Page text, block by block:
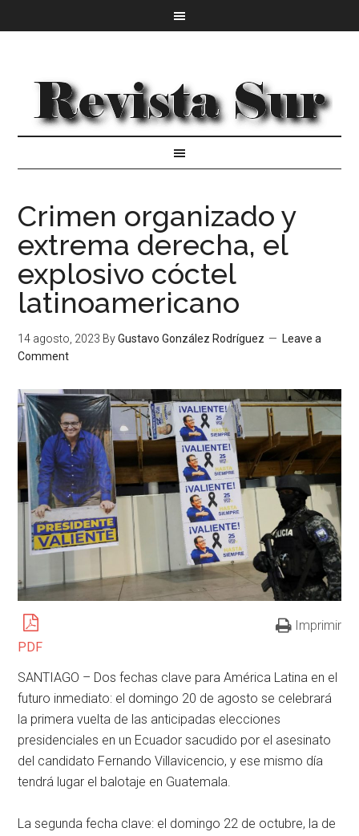
Crimen organizado y
extrema derecha, el
explosivo cóctel
latinoamericano
14 agosto, 2023 ByGustavo González Rodríguez
Leave a
Comment
PDF
Imprimir
SANTIAGO – Dos fechas clave para América Latina en el
futuro inmediato: el domingo 20 de agosto se celebrará
la primera vuelta de las anticipadas elecciones
presidenciales en un Ecuador sacudido por el asesinato
del candidato Fernando Villavicencio, y ese mismo día
tendrá lugar el balotaje en Guatemala.
La segunda fecha clave: el domingo 22 de octubre, la de